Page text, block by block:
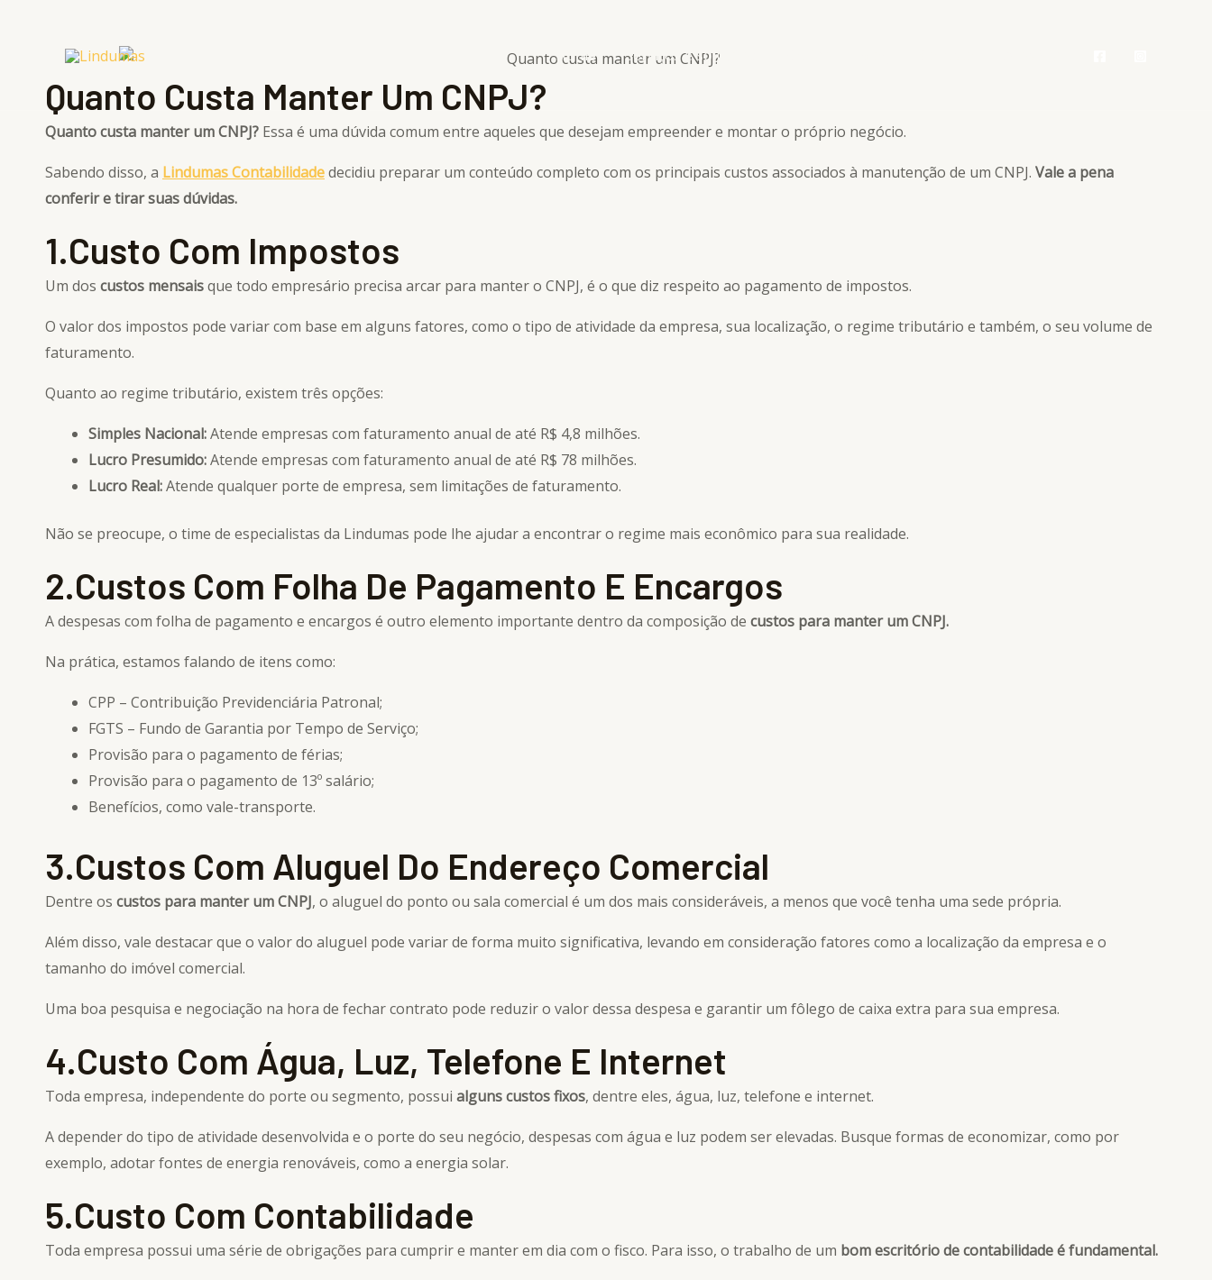
conteúdo
Home Serviços e soluções
Quanto Custa Manter Um CNPJ?
Quanto custa manter um CNPJ? Essa é uma dúvida comum entre aqueles que desejam empreender e montar o próprio negócio.
Sabendo disso, a LindumasContabilidadedecidiu preparar um conteúdo completo com os principais custos associados à manutenção de um CNPJ. Vale a pena
conferir e tirar suas dúvidas.
1.Custo Com Impostos
Um dos custos mensaisque todo empresário precisa arcar para manter o CNPJ, é o que diz respeito ao pagamento de impostos.
O valor dos impostos pode variar com base em alguns fatores, como o tipo de atividade da empresa, sua localização, o regime tributário e também, o seu volume de
faturamento.
Quanto ao regime tributário, existem três opções:
Simples Nacional:Atende empresas com faturamento anual de até R$ 4,8 milhões.
Lucro Presumido:Atende empresas com faturamento anual de até R$ 78 milhões.
Lucro Real:Atende qualquer porte de empresa, sem limitações de faturamento.
Não se preocupe, o time de especialistas da Lindumas pode lhe ajudar a encontrar o regime mais econômico para sua realidade.
2.Custos Com Folha De Pagamento E Encargos
A despesas com folha de pagamento e encargos é outro elemento importante dentro da composição de custos para manter um CNPJ.
Na prática, estamos falando de itens como:
CPP – Contribuição Previdenciária Patronal;
FGTS – Fundo de Garantia por Tempo de Serviço;
Provisão para o pagamento de férias;
Provisão para o pagamento de 13º salário;
Benefícios, como vale-transporte.
3.Custos Com Aluguel Do Endereço Comercial
Dentre os custos para manter um CNPJ, o aluguel do ponto ou sala comercial é um dos mais consideráveis, a menos que você tenha uma sede própria.
Além disso, vale destacar que o valor do aluguel pode variar de forma muito significativa, levando em consideração fatores como a localização da empresa e o
tamanho do imóvel comercial.
Uma boa pesquisa e negociação na hora de fechar contrato pode reduzir o valor dessa despesa e garantir um fôlego de caixa extra para sua empresa.
4.Custo Com Água, Luz, Telefone E Internet
Toda empresa, independente do porte ou segmento, possui alguns custos fixos, dentre eles, água, luz, telefone e internet.
A depender do tipo de atividade desenvolvida e o porte do seu negócio, despesas com água e luz podem ser elevadas. Busque formas de economizar, como por
exemplo, adotar fontes de energia renováveis, como a energia solar.
5.Custo Com Contabilidade
Toda empresa possui uma série de obrigações para cumprir e manter em dia com o fisco. Para isso, o trabalho de um bom escritório de contabilidade é fundamental.